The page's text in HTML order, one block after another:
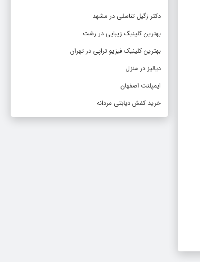
دکتر زگیل تناسلی در مشهد
بهترین کلینیک زیبایی در رشت
بهترین کلینیک فیزیو تراپی در تهران
دیالیز در منزل
ایمپلنت اصفهان
خرید کفش دیابتی مردانه